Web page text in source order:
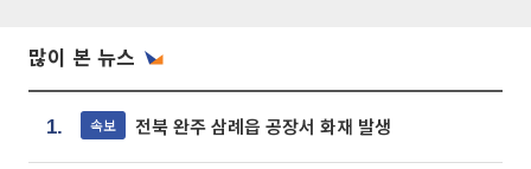
많이 본 뉴스
1. 속보 전북 완주 삼례읍 공장서 화재 발생